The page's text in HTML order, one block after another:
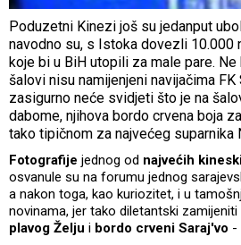
Poduzetni Kinezi još su jedanput
navodno su, s Istoka dovezli 10.000
koje bi u BiH utopili za male pare.
šalovi nisu namijenjeni navijačima
zasigurno neće svidjeti što je na
dabome, njihova bordo crvena boja
tako tipičnom za najvećeg suparnika
Fotografije jednog od najvećih
osvanule su na forumu jednog
a nakon toga, kao kuriozitet, i u
novinama, jer tako diletantski
plavog Želju i bordo crveni Saraj'vo -